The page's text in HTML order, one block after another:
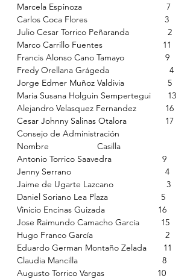
Marcela Espinoza                                   7
Carlos Coca Flores                                3
Julio Cesar Torrico Peñaranda                2
Marco Carrillo Fuentes                         11
Francis Alonso Cano Tamayo                 9
Fredy Orellana Grágeda                         4
Jorge Edmer Muñoz Valdivia                  5
Maria Susana Holguin Sempertegui       13
Alejandro Velasquez Fernandez            16
Cesar Johnny Salinas Otalora                17
Consejo de Administración
Nombre                    Casilla
Antonio Torrico Saavedra                     9
Jenny Serrano                                       4
Jaime de Ugarte Lazcano                      3
Daniel Soriano Lea Plaza                      5
Vinicio Encinas Guizada                      16
Jose Raimundo Camacho García         15
Hugo Franco García                              2
Eduardo German Montaño Zelada       11
Claudia Mancilla                                   8
Augusto Torrico Vargas                      10